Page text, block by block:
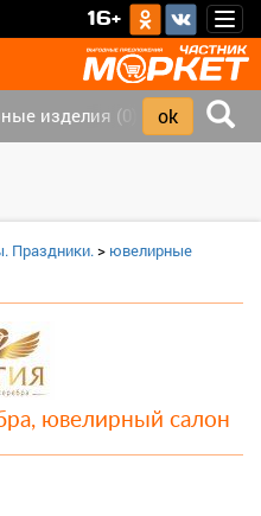
16+
изделия (0)
Праздники.> ювелирные
ювелирный салон